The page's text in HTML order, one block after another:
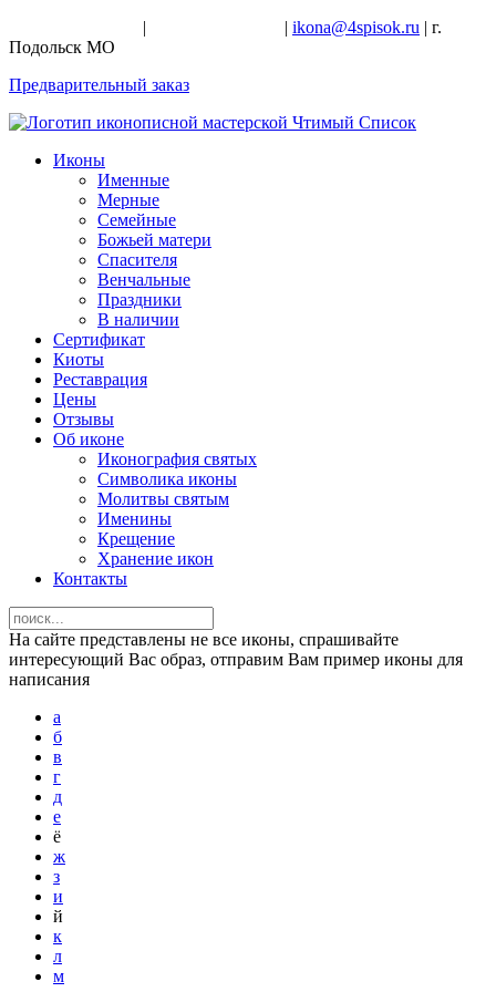
| | ikona@4spisok.ru | г.
Подольск МО
Предварительный заказ
Иконы
Именные
Мерные
Семейные
Божьей матери
Спасителя
Венчальные
Праздники
В наличии
Сертификат
Киоты
Реставрация
Цены
Отзывы
Об иконе
Иконография святых
Символика иконы
Молитвы святым
Именины
Крещение
Хранение икон
Контакты
На сайте представлены не все иконы, спрашивайте
интересующий Вас образ, отправим Вам пример иконы для
написания
а
б
в
г
д
е
ё
ж
з
и
й
к
л
м